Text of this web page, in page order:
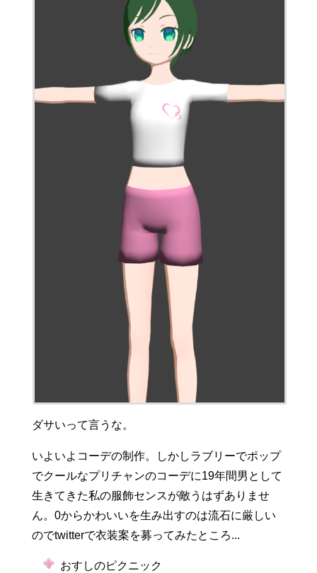
ダサいって言うな。
いよいよコーデの制作。しかしラブリーでポップ
でクールなプリチャンのコーデに19年間男として
生きてきた私の服飾センスが敵うはずありませ
ん。0からかわいいを生み出すのは流石に厳しい
のでtwitterで衣装案を募ってみたところ...
おすしのピクニック